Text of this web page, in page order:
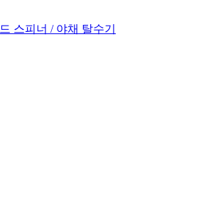
스피너 / 야채 탈수기